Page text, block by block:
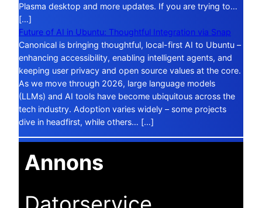
Plasma desktop and more updates. If you are trying to…
[…]
Future of AI in Ubuntu: Thoughtful Integration via Snap
Canonical is bringing thoughtful, local-first AI to Ubuntu –
enhancing accessibility, enabling intelligent agents, and
keeping user privacy and open source values at the core.
As we move through 2026, large language models
(LLMs) and AI tools have become ubiquitous across the
tech industry. Adoption varies widely – some projects
dive in headfirst, while others… […]
Annons